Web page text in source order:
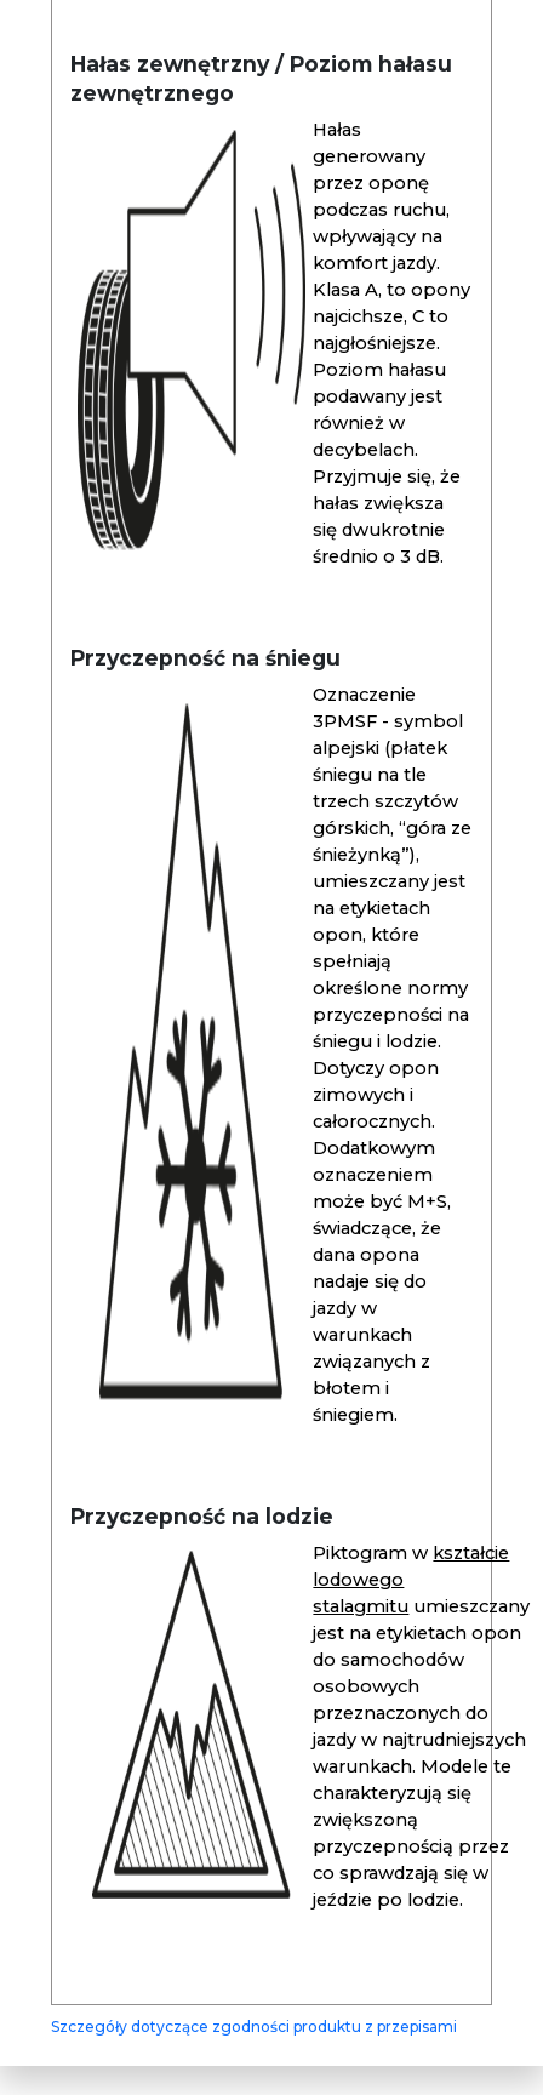
Hałas zewnętrzny / Poziom hałasu
zewnętrznego
Hałas
generowany
przez oponę
podczas ruchu,
wpływający na
komfort jazdy.
Klasa A, to opony
najcichsze, C to
najgłośniejsze.
Poziom hałasu
podawany jest
również w
decybelach.
Przyjmuje się, że
hałas zwiększa
się dwukrotnie
średnio o 3 dB.
Przyczepność na śniegu
Oznaczenie
3PMSF - symbol
alpejski (płatek
śniegu na tle
trzech szczytów
górskich, “góra ze
śnieżynką”),
umieszczany jest
na etykietach
opon, które
spełniają
określone normy
przyczepności na
śniegu i lodzie.
Dotyczy opon
zimowych i
całorocznych.
Dodatkowym
oznaczeniem
może być M+S,
świadczące, że
dana opona
nadaje się do
jazdy w
warunkach
związanych z
błotem i
śniegiem.
Przyczepność na lodzie
Piktogram w kształcie
lodowego
stalagmitu umieszczany
jest na etykietach opon
do samochodów
osobowych
przeznaczonych do
jazdy w najtrudniejszych
warunkach. Modele te
charakteryzują się
zwiększoną
przyczepnością przez
co sprawdzają się w
jeździe po lodzie.
Szczegóły dotyczące zgodności produktu z przepisami